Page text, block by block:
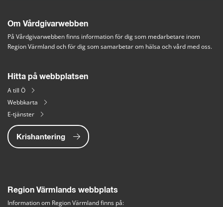
Om Vårdgivarwebben
På Vårdgivarwebben finns information för dig som medarbetare inom
Region Värmland och för dig som samarbetar om hälsa och vård med oss.
Hitta på webbplatsen
A till Ö
Webbkarta
E-tjänster
Krishantering
Region Värmlands webbplats
Information om Region Värmland finns på: